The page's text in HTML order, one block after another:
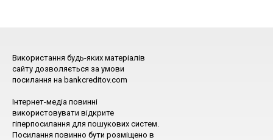
Використання будь-яких матеріалів
сайту дозволяється за умови
посилання на bankcreditov.com
Інтернет-медіа повинні
використовувати відкрите
гіперпосилання для пошукових систем.
Посилання повинно бути розміщено в